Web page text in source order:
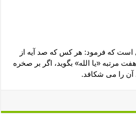
که فرمود: هر کس که صد آیه از
مرتبه «یا الله» بگوید، اگر بر صخره
آن را می شکافد.